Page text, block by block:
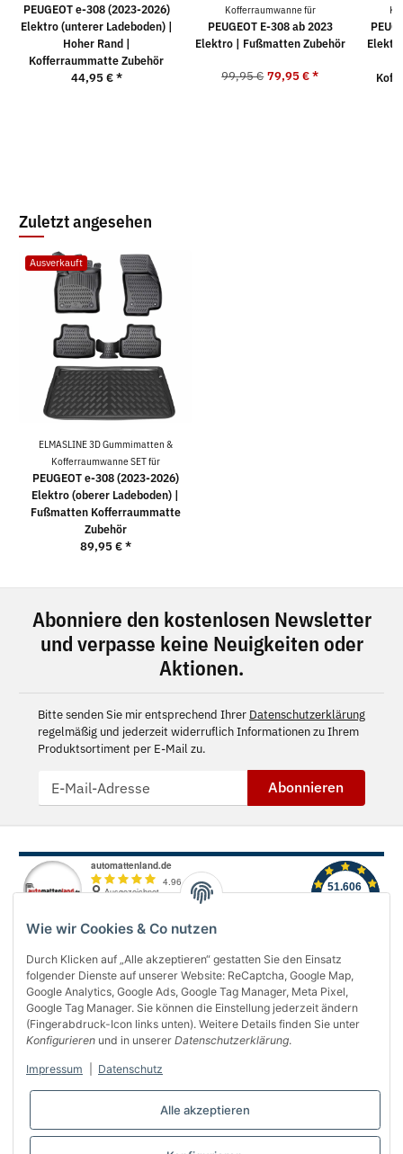
Wie wir Cookies & Co nutzen
Durch Klicken auf „Alle akzeptieren“ gestatten Sie den Einsatz
folgender Dienste auf unserer Website: ReCaptcha, Google Map,
Google Analytics, Google Ads, Google Tag Manager, Meta Pixel,
Google Tag Manager. Sie können die Einstellung jederzeit ändern
(Fingerabdruck-Icon links unten). Weitere Details finden Sie unter
Konfigurieren und in unserer Datenschutzerklärung.
Impressum Datenschutz
Alle akzeptieren
PEUGEOT e-308 (2023-2026)
Elektro (unterer Ladeboden) |
Hoher Rand |
Kofferraummatte Zubehör
44,95 €*
Kofferraumwanne für
PEUGEOT E-308 ab 2023
Elektro | Fußmatten Zubehör
99,95 € 79,95 €*
Zuletzt angesehen
Ausverkauft
ELMASLINE 3D Gummimatten &
Kofferraumwanne SET für
PEUGEOT e-308 (2023-2026)
Elektro (oberer Ladeboden) |
Fußmatten Kofferraummatte
Zubehör
89,95 €*
Abonniere den kostenlosen Newsletter
und verpasse keine Neuigkeiten oder
Aktionen.
Bitte senden Sie mir entsprechend Ihrer Datenschutzerklärung
regelmäßig und jederzeit widerruflich Informationen zu Ihrem
Produktsortiment per E-Mail zu.
Abonnieren
Über uns
Informationen
Gesetzliches